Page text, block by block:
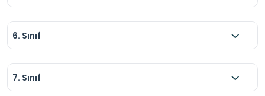
6. Sınıf
7. Sınıf